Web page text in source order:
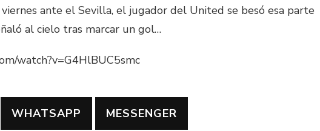
ante el Sevilla, el jugador del United se besó esa parte
al cielo tras marcar un gol…
watch?v=G4HlBUC5smc
WHATSAPP MESSENGER